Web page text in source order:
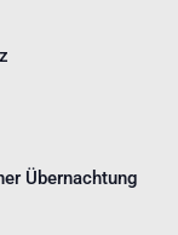
Übernachtung